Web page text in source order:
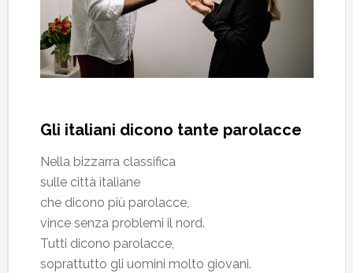
Gli italiani dicono tante parolacce
Nella bizzarra classifica
sulle città italiane
che dicono più parolacce,
vince senza problemi il nord.
Tutti dicono parolacce,
soprattutto gli uomini molto giovani.